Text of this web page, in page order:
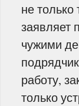
не только
заявляет
чужими
работу,
только